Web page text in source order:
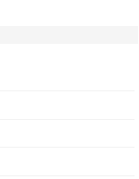
Media Informasi
SMA Widya
jihoh.v1i1.607